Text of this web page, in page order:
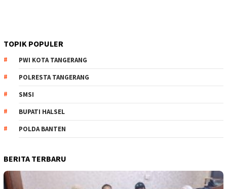
TOPIK POPULER
PWI KOTA TANGERANG
POLRESTA TANGERANG
SMSI
BUPATI HALSEL
POLDA BANTEN
BERITA TERBARU